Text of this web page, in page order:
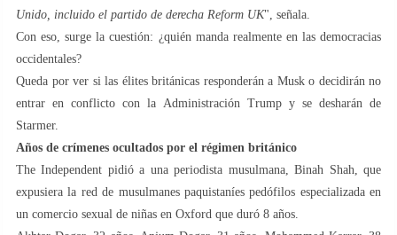
Unido, incluido el partido de derecha Reform UK", señala.
Con eso, surge la cuestión: ¿quién manda realmente en las democracias
occidentales?
Queda por ver si las élites británicas responderán a Musk o decidirán no
entrar en conflicto con la Administración Trump y se desharán de
Starmer.
Años de crímenes ocultados por el régimen británico
The Independent pidió a una periodista musulmana, Binah Shah, que
expusiera la red de musulmanes paquistaníes pedófilos especializada en
un comercio sexual de niñas en Oxford que duró 8 años.